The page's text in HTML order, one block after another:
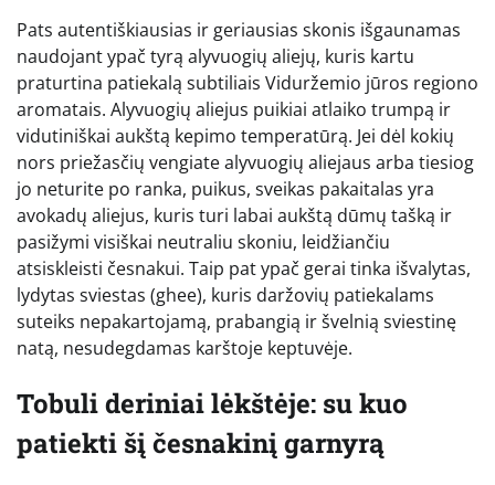
Pats autentiškiausias ir geriausias skonis išgaunamas
naudojant ypač tyrą alyvuogių aliejų, kuris kartu
praturtina patiekalą subtiliais Viduržemio jūros regiono
aromatais. Alyvuogių aliejus puikiai atlaiko trumpą ir
vidutiniškai aukštą kepimo temperatūrą. Jei dėl kokių
nors priežasčių vengiate alyvuogių aliejaus arba tiesiog
jo neturite po ranka, puikus, sveikas pakaitalas yra
avokadų aliejus, kuris turi labai aukštą dūmų tašką ir
pasižymi visiškai neutraliu skoniu, leidžiančiu
atsiskleisti česnakui. Taip pat ypač gerai tinka išvalytas,
lydytas sviestas (ghee), kuris daržovių patiekalams
suteiks nepakartojamą, prabangią ir švelnią sviestinę
natą, nesudegdamas karštoje keptuvėje.
Tobuli deriniai lėkštėje: su kuo
patiekti šį česnakinį garnyrą